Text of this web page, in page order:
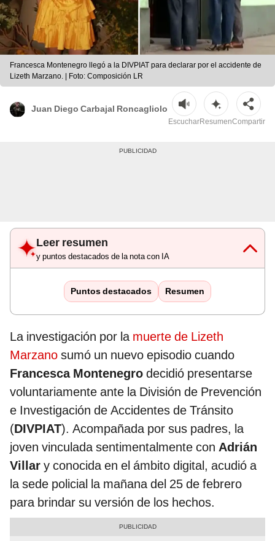
Francesca Montenegro llegó a la DIVPIAT para declarar por el accidente de
Lizeth Marzano. | Foto: Composición LR
Juan Diego Carbajal Roncagliolo
EscucharResumenCompartir
Leer resumen
y puntos destacados de la nota con IA
Puntos destacados Resumen
La investigación por la muerte de Lizeth
Marzano sumó un nuevo episodio cuando
Francesca Montenegro decidió presentarse
voluntariamente ante la División de Prevención
e Investigación de Accidentes de Tránsito
(DIVPIAT). Acompañada por sus padres, la
joven vinculada sentimentalmente con Adrián
Villar y conocida en el ámbito digital, acudió a
la sede policial la mañana del 25 de febrero
para brindar su versión de los hechos.